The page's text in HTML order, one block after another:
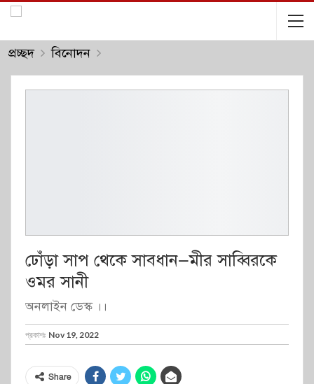
প্রচ্ছদ বিনোদন
ঢোঁড়া সাপ থেকে সাবধান—মীর সাব্বিরকে
ওমর সানী
অনলাইন ডেস্ক ।।
প্রকাশঃ Nov 19, 2022
Share